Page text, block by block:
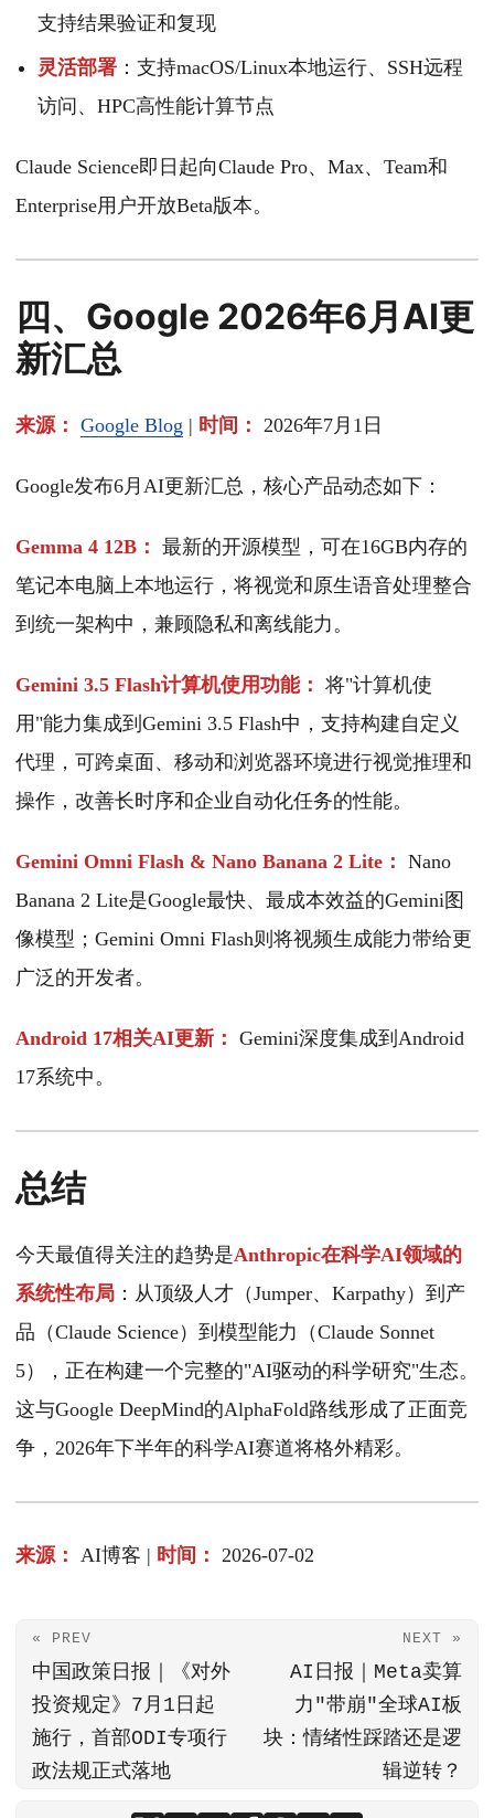
支持结果验证和复现
灵活部署 ：支持macOS/Linux本地运行、SSH远程
访问、HPC高性能计算节点
Claude Science即日起向Claude Pro、Max、Team和
Enterprise用户开放Beta版本。
四、Google 2026年6月AI更
新汇总
来源： Google Blog | 时间： 2026年7月1日
Google发布6月AI更新汇总，核心产品动态如下：
Gemma 4 12B： 最新的开源模型，可在16GB内存的
笔记本电脑上本地运行，将视觉和原生语音处理整合
到统一架构中，兼顾隐私和离线能力。
Gemini 3.5 Flash计算机使用功能： 将"计算机使
用"能力集成到Gemini 3.5 Flash中，支持构建自定义
代理，可跨桌面、移动和浏览器环境进行视觉推理和
操作，改善长时序和企业自动化任务的性能。
Gemini Omni Flash & Nano Banana 2 Lite： Nano
Banana 2 Lite是Google最快、最成本效益的Gemini图
像模型；Gemini Omni Flash则将视频生成能力带给更
广泛的开发者。
Android 17相关AI更新： Gemini深度集成到Android
17系统中。
总结
今天最值得关注的趋势是Anthropic在科学AI领域的
系统性布局 ：从顶级人才（Jumper、Karpathy）到产
品（Claude Science）到模型能力（Claude Sonnet
5），正在构建一个完整的"AI驱动的科学研究"生态。
这与Google DeepMind的AlphaFold路线形成了正面竞
争，2026年下半年的科学AI赛道将格外精彩。
来源： AI博客 | 时间： 2026-07-02
« PREV
中国政策日报｜《对外
投资规定》7月1日起
施行，首部ODI专项行
政法规正式落地
NEXT »
AI日报｜Meta卖算
力"带崩"全球AI板
块：情绪性踩踏还是逻
辑逆转？